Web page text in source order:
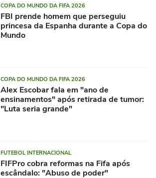
COPA DO MUNDO DA FIFA 2026
FBI prende homem que perseguiu
princesa da Espanha durante a Copa do
Mundo
COPA DO MUNDO DA FIFA 2026
Alex Escobar fala em "ano de
ensinamentos" após retirada de tumor:
"Luta seria grande"
FUTEBOL INTERNACIONAL
FIFPro cobra reformas na Fifa após
escândalo: "Abuso de poder"